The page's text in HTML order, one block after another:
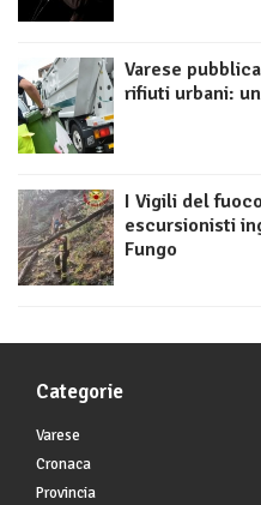
Varese
rifiuti urbani:
I Vigili del
escursionisti
Fungo
Categorie
Varese
Cronaca
Provincia